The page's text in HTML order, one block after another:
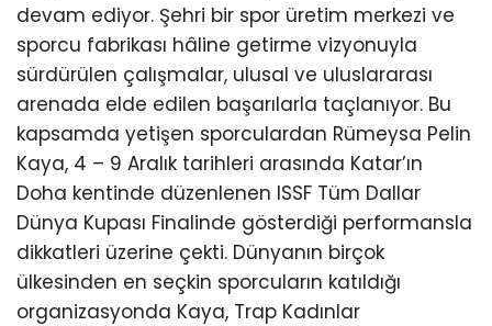
devam ediyor. Şehri bir spor üretim merkezi ve
sporcu fabrikası hâline getirme vizyonuyla
sürdürülen çalışmalar, ulusal ve uluslararası
arenada elde edilen başarılarla taçlanıyor. Bu
kapsamda yetişen sporculardan Rümeysa Pelin
Kaya, 4 – 9 Aralık tarihleri arasında Katar’ın
Doha kentinde düzenlenen ISSF Tüm Dallar
Dünya Kupası Finalinde gösterdiği performansla
dikkatleri üzerine çekti. Dünyanın birçok
ülkesinden en seçkin sporcuların katıldığı
organizasyonda Kaya, Trap Kadınlar